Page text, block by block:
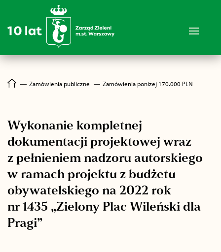
― Zamówienia publiczne ― Zamówienia poniżej 170.000 PLN
Wykonanie kompletnej
dokumentacji projektowej wraz
z pełnieniem nadzoru autorskiego
w ramach projektu z budżetu
obywatelskiego na 2022 rok
nr 1435 „Zielony Plac Wileński dla
Pragi”